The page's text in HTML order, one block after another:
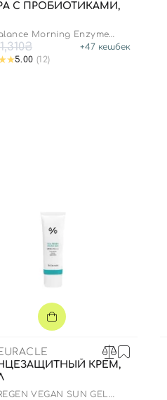
С ПРОБИОТИКАМИ,
Morning Enzyme
1,310₴ +47 кешбек
5.00 (12)
КРЕМ,
VEGAN SUN GEL